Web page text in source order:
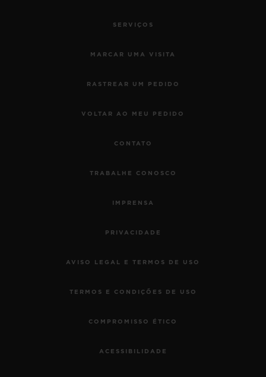
SERVIÇOS
MARCAR UMA VISITA
RASTREAR UM PEDIDO
VOLTAR AO MEU PEDIDO
CONTATO
TRABALHE CONOSCO
IMPRENSA
PRIVACIDADE
AVISO LEGAL E TERMOS DE USO
TERMOS E CONDIÇÕES DE USO
COMPROMISSO ÉTICO
ACESSIBILIDADE